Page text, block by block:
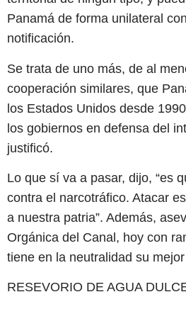
Panamá de forma unilateral
notificación.
Se trata de uno más, de al
cooperación similares, que
los Estados Unidos desde
los gobiernos en defensa del
justificó.
Lo que sí va a pasar, dijo, “es
contra el narcotráfico. Atacar
a nuestra patria”. Además,
Orgánica del Canal, hoy con
tiene en la neutralidad su
RESEVORIO DE AGUA